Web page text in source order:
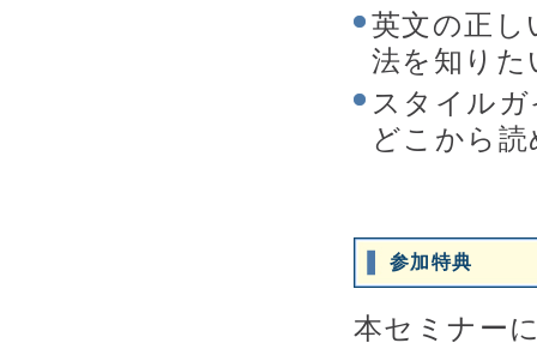
英文の正し
法を知りた
スタイル
どこから
参加特典
本セミナー